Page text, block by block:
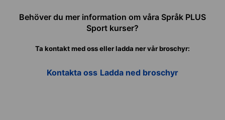
Behöver du mer information om våra Språk PLUS
Sport kurser?
Ta kontakt med oss eller ladda ner vår broschyr:
Kontakta oss Ladda ned broschyr